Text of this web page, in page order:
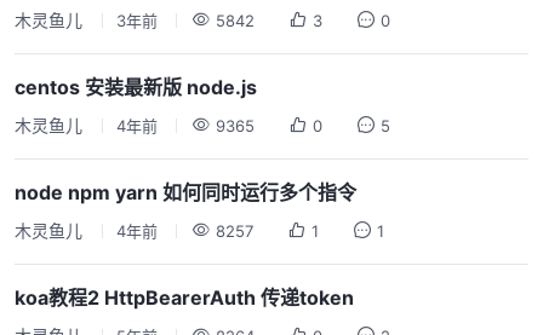
木灵鱼儿 3年前 5842 3 0
centos 安装最新版 node.js
木灵鱼儿 4年前 9365 0 5
node npm yarn 如何同时运行多个指令
木灵鱼儿 4年前 8257 1 1
koa教程2 HttpBearerAuth 传递token